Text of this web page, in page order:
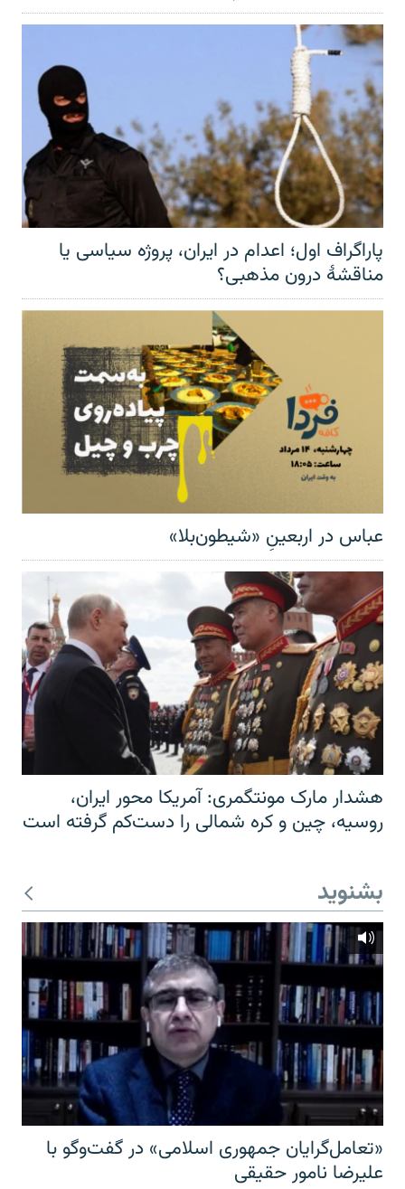
پاراگراف اول؛ اعدام در ایران، پروژه سیاسی یا
مناقشهٔ درون مذهبی؟
عباس در اربعینِ «شیطون‌بلا»
هشدار مارک مونتگمری: آمریکا محور ایران،
روسیه، چین و کره شمالی را دست‌کم گرفته است
بشنوید
«تعامل‌گرایان جمهوری اسلامی» در گفت‌وگو با
علیرضا نامور حقیقی